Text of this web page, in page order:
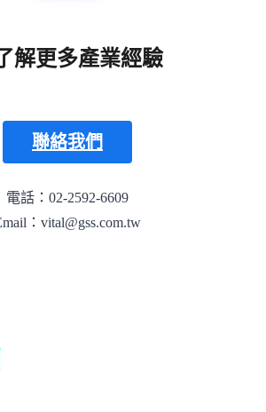
解更多產業經驗
聯絡我們
電話：02-2592-6609
：vital@gss.com.tw